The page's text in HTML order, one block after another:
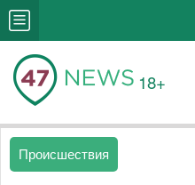
18+
Происшествия